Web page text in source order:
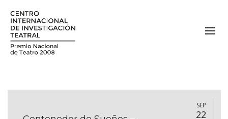
SEP
22